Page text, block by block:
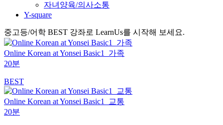
자녀양육/의사소통
Y-square
중고등/어학 BEST 강좌로 LearnUs를 시작해 보세요.
Online Korean at Yonsei Basic1_가족
20분
BEST
Online Korean at Yonsei Basic1_교통
20분